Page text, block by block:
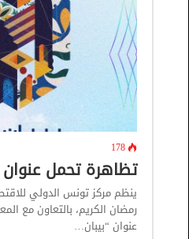
178
تظاهرة تحمل عنوان
ينظم مركز تونس الدولي
رمضان الكريم، بالتعاون مع
عنوان “بيبان…